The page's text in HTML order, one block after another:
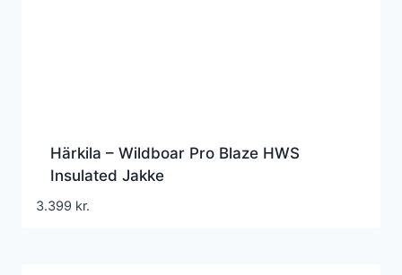
Härkila – Wildboar Pro Blaze HWS
Insulated Jakke
3.399 kr.